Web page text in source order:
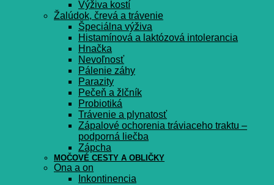
Výživa kostí
Žalúdok, črevá a trávenie
Špeciálna výživa
Histamínová a laktózová intolerancia
Hnačka
Nevoľnosť
Pálenie záhy
Parazity
Pečeň a žlčník
Probiotiká
Trávenie a plynatosť
Zápalové ochorenia tráviaceho traktu –
podporná liečba
Zápcha
MOČOVÉ CESTY A OBLIČKY
Ona a on
Inkontinencia